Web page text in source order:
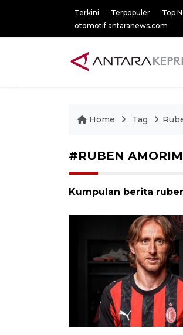
Terkini Terpopuler Top
otomotif.antaranews.com
Home Tag
#RUBEN AMORIM
Kumpulan berita